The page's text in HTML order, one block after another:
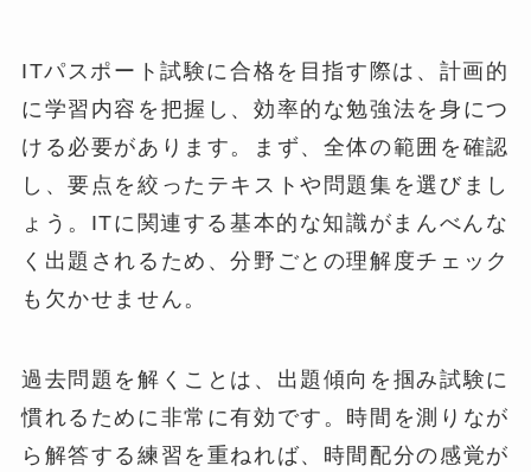
ITパスポート試験に合格を目指す際は、計画的
に学習内容を把握し、効率的な勉強法を身につ
ける必要があります。まず、全体の範囲を確認
し、要点を絞ったテキストや問題集を選びまし
ょう。ITに関連する基本的な知識がまんべんな
く出題されるため、分野ごとの理解度チェック
も欠かせません。
過去問題を解くことは、出題傾向を掴み試験に
慣れるために非常に有効です。時間を測りなが
ら解答する練習を重ねれば、時間配分の感覚が